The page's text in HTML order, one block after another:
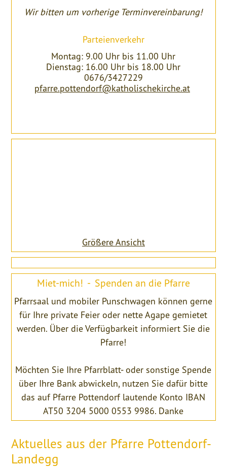
Wir bitten um vorherige Terminvereinbarung!
Parteienverkehr
Montag: 9.00 Uhr bis 11.00 Uhr
Dienstag: 16.00 Uhr bis 18.00 Uhr
0676/3427229
pfarre.pottendorf@katholischekirche.at
Größere Ansicht
Miet-mich! - Spenden an die Pfarre
Pfarrsaal und mobiler Punschwagen können gerne
für Ihre private Feier oder nette Agape gemietet
werden. Über die Verfügbarkeit informiert Sie die
Pfarre!
Möchten Sie Ihre Pfarrblatt- oder sonstige Spende
über Ihre Bank abwickeln, nutzen Sie dafür bitte
das auf Pfarre Pottendorf lautende Konto IBAN
AT50 3204 5000 0553 9986. Danke
Aktuelles aus der Pfarre Pottendorf-
Landegg